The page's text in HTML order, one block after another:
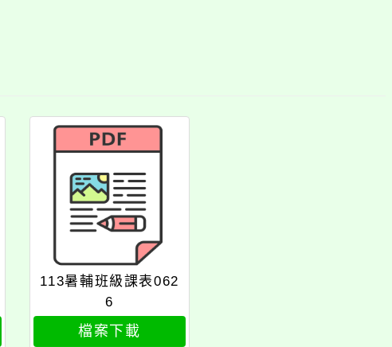
113暑輔班級課表062
6
檔案下載